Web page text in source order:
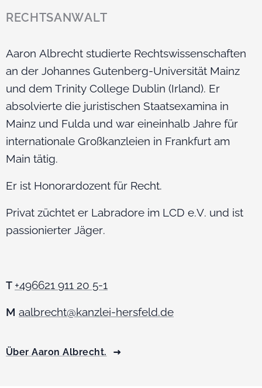
RECHTSANWALT
Aaron Albrecht studierte Rechtswissenschaften
an der Johannes Gutenberg-Universität Mainz
und dem Trinity College Dublin (Irland). Er
absolvierte die juristischen Staatsexamina in
Mainz und Fulda und war eineinhalb Jahre für
internationale Großkanzleien in Frankfurt am
Main tätig.
Er ist Honorardozent für Recht.
Privat züchtet er Labradore im LCD e.V. und ist
passionierter Jäger.
T +496621 911 20 5-1
M aalbrecht@kanzlei-hersfeld.de
Über Aaron Albrecht.